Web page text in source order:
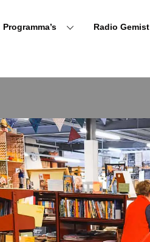
Programma’s Radio Gemist